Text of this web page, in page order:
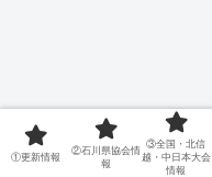
①更新情報
②石川県協会情
報
③全国・北信
越・中日本大会
情報